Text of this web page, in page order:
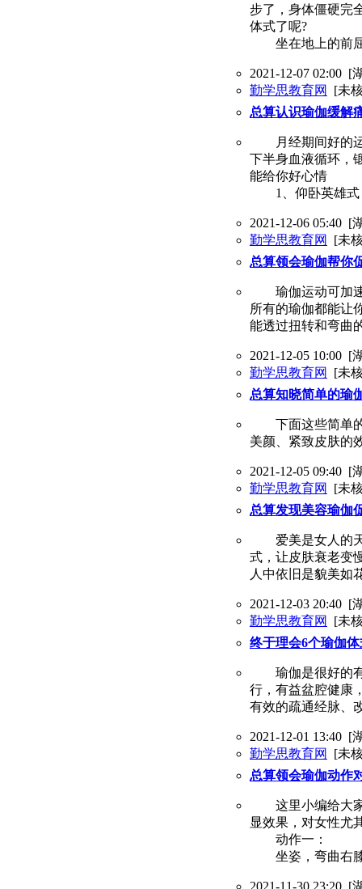
步了，身体僵硬完
体式了呢?
坐在地上的前
2021-12-07 02:00 [
勤学思教育网
[未
总算认识瑜伽缓解
月经期间好的运
下半身血液循环，
能给你好心情
1、仰卧英雄式
2021-12-06 05:40 [
勤学思教育网
[未
总算领会瑜伽帮你
瑜伽运动可加速
所有的瑜伽都能让
能透过扭转和弯曲
2021-12-05 10:00 [
勤学思教育网
[未
总算知晓简单的瑜
下面这些简单的
美颜、紧致皮肤的
2021-12-05 09:40 [
勤学思教育网
[未
总算发现美容瑜伽
爱美是女人的天
式，让皮肤衰老变
人中依旧是貌美如
2021-12-03 20:40 [
勤学思教育网
[未
终于理会6个瑜伽
瑜伽是很好的有
行，有益盆腔健康
有效的疏通经脉、
2021-12-01 13:40 [
勤学思教育网
[未
总算领会瑜伽动作
这里小编给大家
显效果，对女性尤
动作一：
坐姿，弯曲右膝
2021-11-30 23:20 [